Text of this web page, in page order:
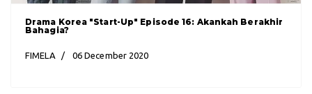
Drama Korea "Start-Up" Episode 16: Akankah Berakhir
Bahagia?
FIMELA 06 December 2020